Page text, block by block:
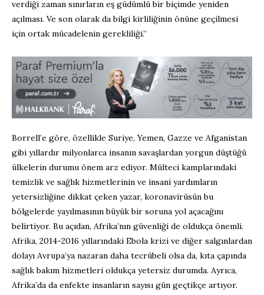
verdiği zaman sınırların eş güdümlü bir biçimde yeniden
açılması. Ve son olarak da bilgi kirliliğinin önüne geçilmesi
için ortak mücadelenin gerekliliği.”
Borrell’e göre, özellikle Suriye, Yemen, Gazze ve Afganistan
gibi yıllardır milyonlarca insanın savaşlardan yorgun düştüğü
ülkelerin durumu önem arz ediyor. Mülteci kamplarındaki
temizlik ve sağlık hizmetlerinin ve insani yardımların
yetersizliğine dikkat çeken yazar, koronavirüsün bu
bölgelerde yayılmasının büyük bir soruna yol açacağını
belirtiyor. Bu açıdan, Afrika’nın güvenliği de oldukça önemli.
Afrika, 2014-2016 yıllarındaki Ebola krizi ve diğer salgınlardan
dolayı Avrupa’ya nazaran daha tecrübeli olsa da, kıta çapında
sağlık bakım hizmetleri oldukça yetersiz durumda. Ayrıca,
Afrika’da da enfekte insanların sayısı gün geçtikçe artıyor.